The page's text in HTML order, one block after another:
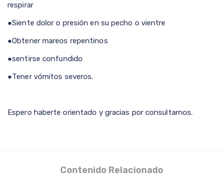
respirar
●Siente dolor o presión en su pecho o vientre
●Obtener mareos repentinos
●sentirse confundido
●Tener vómitos severos.
Espero haberte orientado y gracias por consultarnos.
Contenido Relacionado